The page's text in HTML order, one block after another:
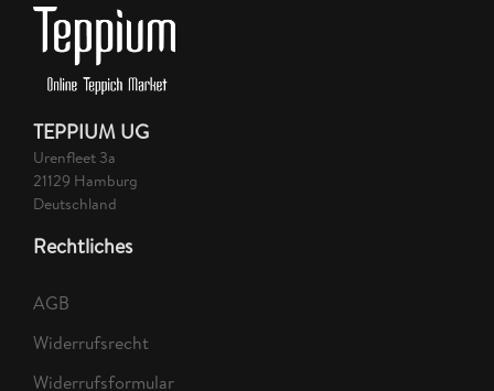
TEPPIUM UG
Urenfleet 3a
21129 Hamburg
Deutschland
Rechtliches
AGB
Widerrufsrecht
Widerrufsformular